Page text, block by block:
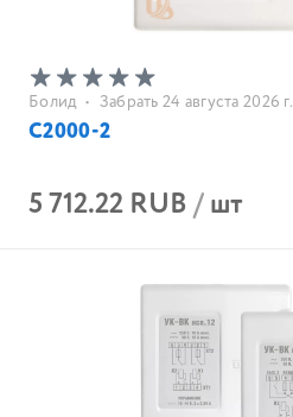
Болид • Забрать 24 августа 2026 г.
С2000-2
5 712.22 RUB/шт